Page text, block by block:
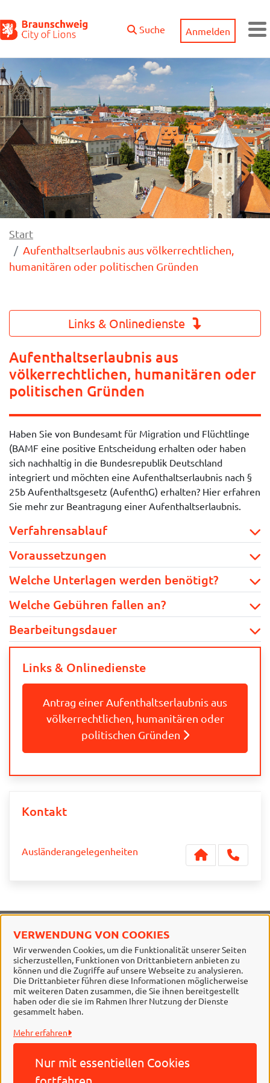
VERWENDUNG VON COOKIES
Wir verwenden Cookies, um die Funktionalität unserer Seiten
sicherzustellen, Funktionen von Drittanbietern anbieten zu
können und die Zugriffe auf unsere Webseite zu analysieren.
Die Drittanbieter führen diese Informationen möglicherweise
mit weiteren Daten zusammen, die Sie ihnen bereitgestellt
haben oder die sie im Rahmen Ihrer Nutzung der Dienste
gesammelt haben.
Mehr erfahren
Nur mit essentiellen Cookies
Suche Anmelden
Start
Aufenthaltserlaubnis aus völkerrechtlichen,
humanitären oder politischen Gründen
Links & Onlinedienste
Aufenthaltserlaubnis aus
völkerrechtlichen, humanitären oder
politischen Gründen
Haben Sie von Bundesamt für Migration und Flüchtlinge
(BAMF eine positive Entscheidung erhalten oder haben
sich nachhaltig in die Bundesrepublik Deutschland
integriert und möchten eine Aufenthaltserlaubnis nach §
25b Aufenthaltsgesetz (AufenthG) erhalten? Hier erfahren
Sie mehr zur Beantragung einer Aufenthaltserlaubnis.
Verfahrensablauf
Voraussetzungen
Welche Unterlagen werden benötigt?
Welche Gebühren fallen an?
Bearbeitungsdauer
Links & Onlinedienste
Antrag einer Aufenthaltserlaubnis aus
völkerrechtlichen, humanitären oder
politischen Gründen
Kontakt
Ausländerangelegenheiten
Behördennummer 115
Stadt Braunschweig
Alle Rechte vorbehalten